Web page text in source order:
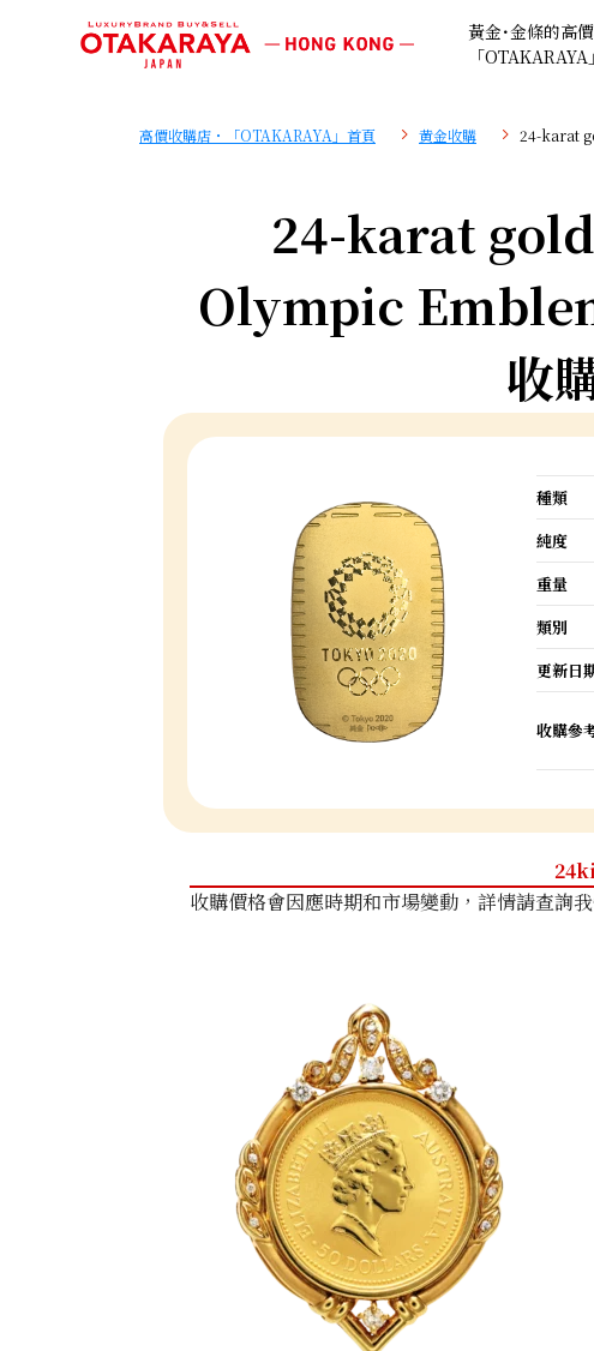
黃金･金條的高
「OTAKARAYA」
高價收購店・「OTAKARAYA」首頁 黄金收購 24-karat
24-karat
Olympic
收
種類
純度
重量
類別
更新日
收購參
收購價格會因應時期和市場變動，詳情請查詢我